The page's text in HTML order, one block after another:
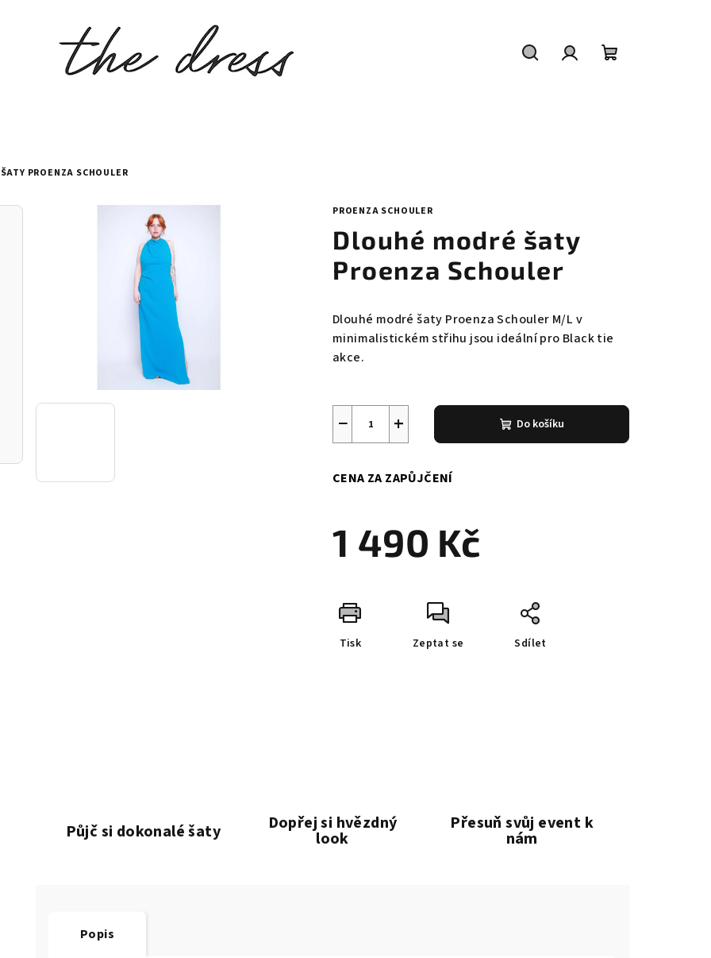
PROENZA SCHOULER
PROENZA SCHOULER
Dlouhé modré šaty
Proenza Schouler
Dlouhé modré šaty Proenza Schouler M/L v
minimalistickém střihu jsou ideální pro Black tie
akce.
1 490 Kč
CENA ZA ZAPŮJČENÍ
+
− Do košíku
Tisk Zeptat se Sdílet
Půjč si dokonalé šaty Dopřej si hvězdný
look
Přesuň svůj event k
nám
Popis